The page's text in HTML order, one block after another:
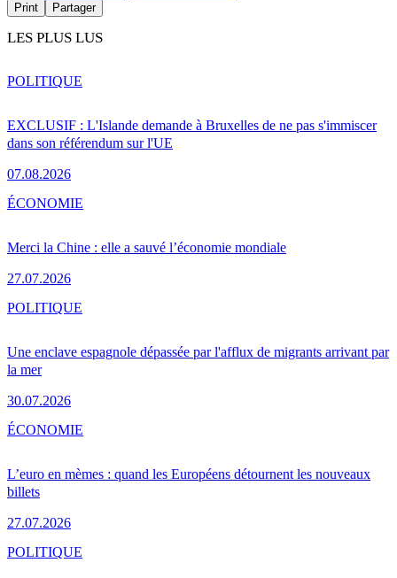
Print Partager
LES PLUS LUS
EXCLUSIF : L'Islande demande à Bruxelles de ne pas s'immiscer
dans son référendum sur l'UE
07.08.2026
POLITIQUE
Merci la Chine : elle a sauvé l’économie mondiale
27.07.2026
ÉCONOMIE
Une enclave espagnole dépassée par l'afflux de migrants arrivant par
la mer
30.07.2026
POLITIQUE
L’euro en mèmes : quand les Européens détournent les nouveaux
billets
27.07.2026
ÉCONOMIE
POLITIQUE